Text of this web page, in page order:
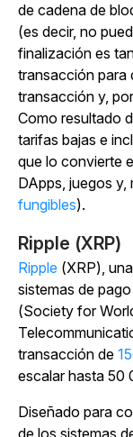
de cadena de
(es decir, no
finalización es
transacción para
transacción y,
Como resultado
tarifas bajas e
que lo convierte
DApps, juegos y,
fungibles).
Ripple (XRP)
Ripple (XRP),
sistemas de
(Society for
transacción de
escalar hasta 50
Diseñado para
de los sistemas